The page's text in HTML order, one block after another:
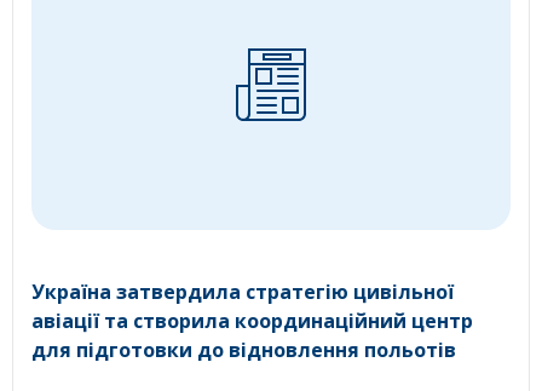
Україна затвердила стратегію цивільної
авіації та створила координаційний центр
для підготовки до відновлення польотів